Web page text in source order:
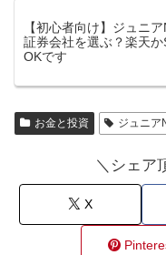
【初心者向け】ジュニ
証券会社を選ぶ？楽天
OKです
お金と投資 ジュニア
＼シェア
X